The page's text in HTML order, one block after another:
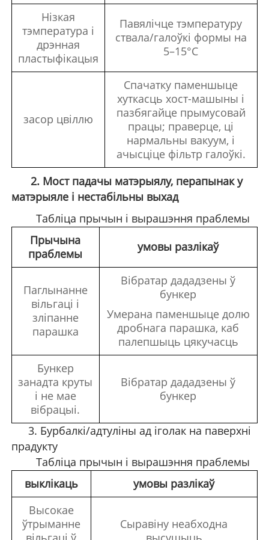
Нізкая
тэмпература і
дрэнная
пластыфікацыя
Павялічце тэмпературу
ствала/галоўкі формы на
5–15°C
засор цвіллю
Спачатку паменшыце
хуткасць хост-машыны і
пазбягайце прымусовай
працы; праверце, ці
нармальны вакуум, і
ачысціце фільтр галоўкі.
2. Мост падачы матэрыялу, перапынак у
матэрыяле і нестабільны выхад
Табліца прычын і вырашэння праблемы
Прычына
праблемы
умовы разлікаў
Паглынанне
вільгаці і
зліпанне
парашка
Вібратар дададзены ў
бункер
Умерана паменшыце долю
дробнага парашка, каб
палепшыць цякучасць
Бункер
занадта круты
і не мае
вібрацыі.
Вібратар дададзены ў
бункер
3. Бурбалкі/адтуліны ад іголак на паверхні
прадукту
Табліца прычын і вырашэння праблемы
выклікаць
умовы разлікаў
Высокае
ўтрыманне
Сыравіну неабходна